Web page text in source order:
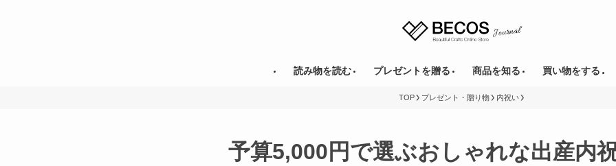
読み物を読む プレゼントを贈る 商品を知る 買い物をする
TOP プレゼント・贈り物 内祝い
予算5,000円で選ぶおしゃれな出産内